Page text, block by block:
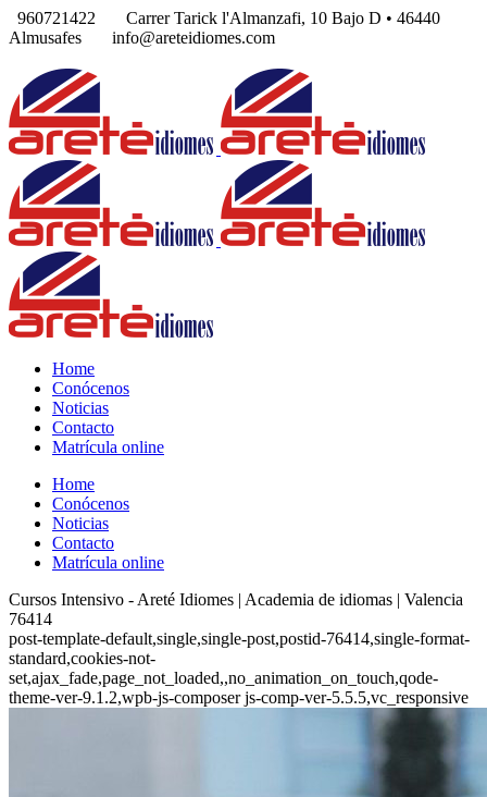
960721422
Carrer Tarick l'Almanzafi, 10 Bajo D • 46440
Almusafes
info@areteidiomes.com
Home
Conócenos
Noticias
Contacto
Matrícula online
Home
Conócenos
Noticias
Contacto
Matrícula online
Cursos Intensivo - Areté Idiomes | Academia de idiomas | Valencia
76414
post-template-default,single,single-post,postid-76414,single-format-
standard,cookies-not-
set,ajax_fade,page_not_loaded,,no_animation_on_touch,qode-
theme-ver-9.1.2,wpb-js-composer js-comp-ver-5.5.5,vc_responsive